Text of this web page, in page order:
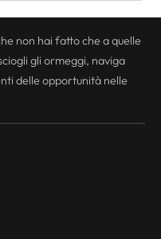
non hai fatto che a quelle
gli ormeggi, naviga
delle opportunità nelle